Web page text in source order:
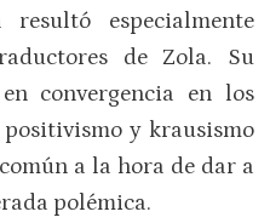
especialmente
de Zola. Su
convergencia en los
y krausismo
a la hora de dar a
polémica.